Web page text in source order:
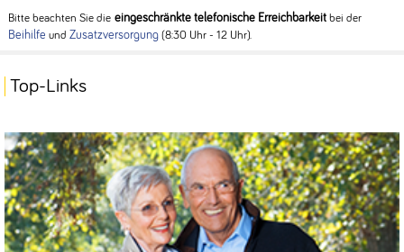
Bitte beachten Sie dieeingeschränkte telefonische Erreichbarkeit bei der
Beihilfe und Zusatzversorgung(8:30 Uhr - 12 Uhr).
Top-Links